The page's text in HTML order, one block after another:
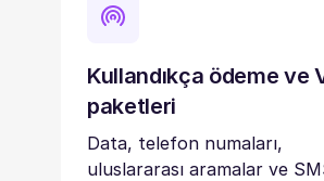
Kullandıkça ödeme ve
paketleri
Data, telefon numaları,
uluslararası aramalar ve